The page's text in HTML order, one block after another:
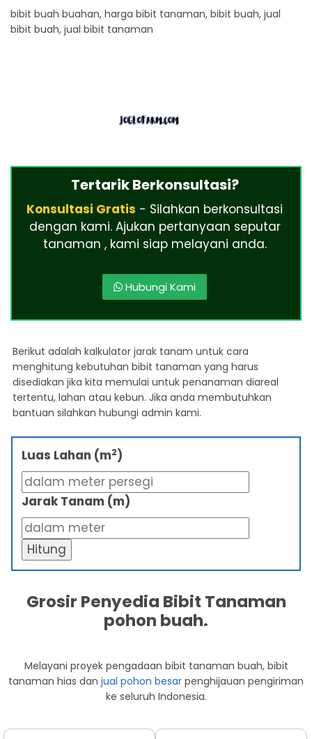
bibit buah buahan, harga bibit tanaman, bibit buah, jual
bibit buah, jual bibit tanaman
Tertarik Berkonsultasi?
Konsultasi Gratis - Silahkan berkonsultasi
dengan kami. Ajukan pertanyaan seputar
tanaman , kami siap melayani anda.
Hubungi Kami
Berikut adalah kalkulator jarak tanam untuk cara
menghitung kebutuhan bibit tanaman yang harus
disediakan jika kita memulai untuk penanaman diareal
tertentu, lahan atau kebun. Jika anda membutuhkan
bantuan silahkan hubungi admin kami.
Luas Lahan (m2)
Jarak Tanam (m)
Hitung
Grosir Penyedia Bibit Tanaman
pohon buah.
Melayani proyek pengadaan bibit tanaman buah, bibit
tanaman hias dan jual pohon besar penghijauan pengiriman
ke seluruh Indonesia.